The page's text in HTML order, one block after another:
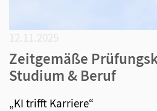
Zeitgemäße
Studium & Beruf
„KI trifft Karriere“